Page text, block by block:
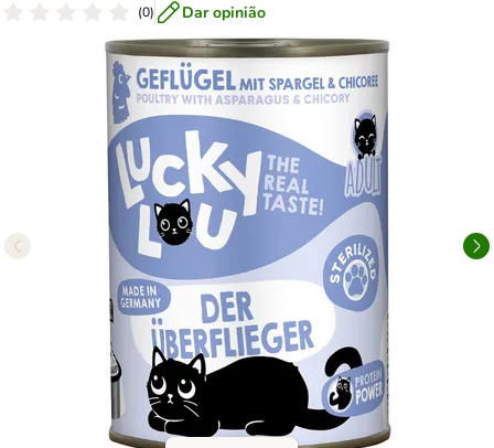
(0) Dar opinião